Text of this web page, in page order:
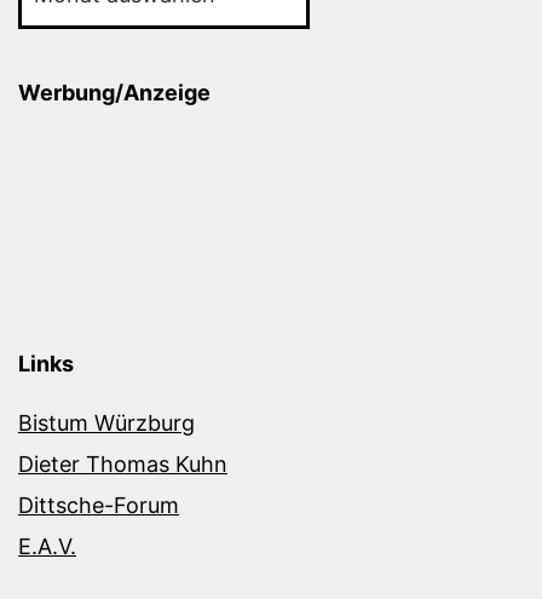
Werbung/Anzeige
Links
Bistum Würzburg
Dieter Thomas Kuhn
Dittsche-Forum
E.A.V.